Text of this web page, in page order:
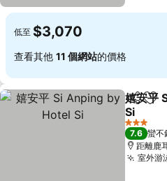
低至 $3,070
查看其他 11 個網站的價格
分享 加
嬉安平
Si
3 星級
7.6 蠻不
距離鹿
室外游